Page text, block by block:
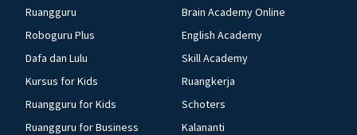
Ruangguru
Roboguru Plus
Dafa dan Lulu
Kursus for Kids
Ruangguru for Kids
Ruangguru for Business
Brain Academy Online
English Academy
Skill Academy
Ruangkerja
Schoters
Kalananti